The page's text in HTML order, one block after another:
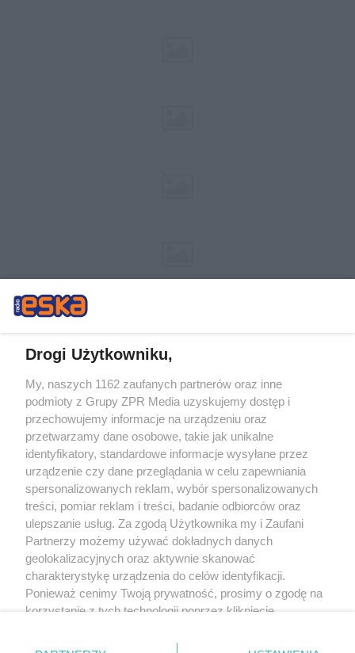
Żaden utwór zamieszczony w serwisie nie może być powielany i
rozpowszechniany lub dalej rozpowszechniany w jakikolwiek sposób (w
tym także elektroniczny lub mechaniczny) na jakimkolwiek polu
eksploatacji w jakiejkolwiek formie, włącznie z umieszczaniem w Internecie
bez pisemnej zgody właściciela praw. Jakiekolwiek użycie lub
wykorzystanie utworów w całości lub w części z naruszeniem prawa, tzn.
bez właściwej zgody, jest zabronione pod groźbą kary i może być ścigane
prawnie.
O nas
Drogi Użytkowniku,
My, naszych 1162 zaufanych partnerów oraz inne
podmioty z Grupy ZPR Media uzyskujemy dostęp i
przechowujemy informacje na urządzeniu oraz
przetwarzamy dane osobowe, takie jak unikalne
identyfikatory, standardowe informacje wysyłane przez
urządzenie czy dane przeglądania w celu zapewniania
spersonalizowanych reklam, wybór spersonalizowanych
treści, pomiar reklam i treści, badanie odbiorców oraz
ulepszanie usług. Za zgodą Użytkownika my i Zaufani
Partnerzy możemy używać dokładnych danych
geolokalizacyjnych oraz aktywnie skanować
charakterystykę urządzenia do celów identyfikacji.
Ponieważ cenimy Twoją prywatność, prosimy o zgodę na
korzystanie z tych technologii poprzez kliknięcie
zmienić/wycofać klikając przycisk ustawień prywatności